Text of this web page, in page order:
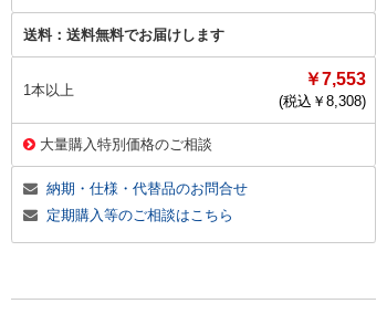
送料： 送料無料でお届けします
1本以上
￥7,553
(税込￥ 8,308)
大量購入特別価格のご相談
納期・仕様・代替品のお問合せ
定期購入等のご相談はこちら